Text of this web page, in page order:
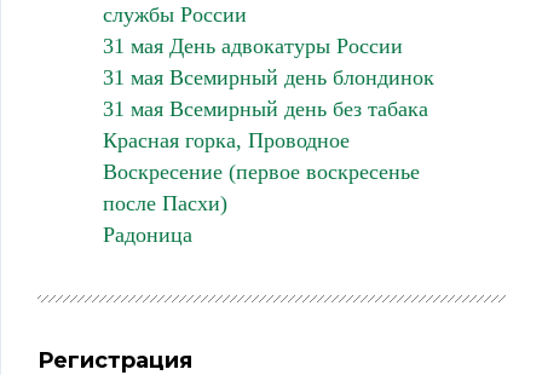
службы России
31 мая День адвокатуры России
31 мая Всемирный день блондинок
31 мая Всемирный день без табака
Красная горка, Проводное
Воскресение (первое воскресенье
после Пасхи)
Радоница
Регистрация